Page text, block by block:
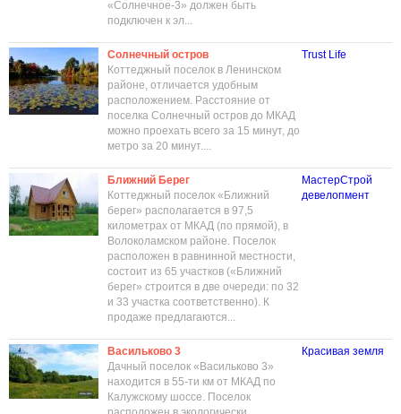
«Солнечное-3» должен быть
подключен к эл...
Солнечный остров
Коттеджный поселок в Ленинском
районе, отличается удобным
расположением. Расстояние от
поселка Солнечный остров до МКАД
можно проехать всего за 15 минут, до
метро за 20 минут....
Trust Life
Ближний Берег
Коттеджный поселок «Ближний
берег» располагается в 97,5
километрах от МКАД (по прямой), в
Волоколамском районе. Поселок
расположен в равнинной местности,
состоит из 65 участков («Ближний
берег» строится в две очереди: по 32
и 33 участка соответственно). К
продаже предлагаются...
МастерСтрой
девелопмент
Васильково 3
Дачный поселок «Васильково 3»
находится в 55-ти км от МКАД по
Калужскому шоссе. Поселок
Красивая земля